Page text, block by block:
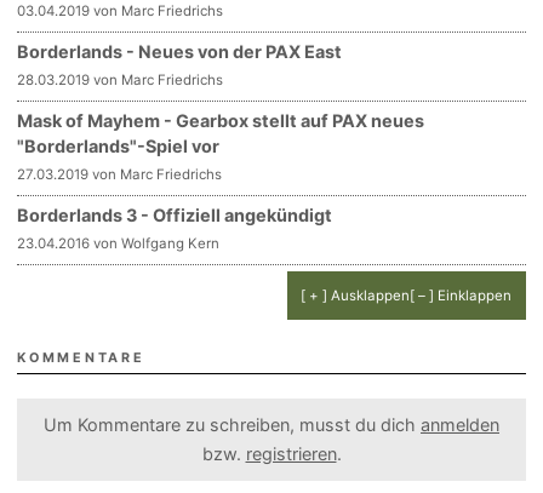
03.04.2019 von Marc Friedrichs
Borderlands - Neues von der PAX East
28.03.2019 von Marc Friedrichs
Mask of Mayhem - Gearbox stellt auf PAX neues
"Borderlands"-Spiel vor
27.03.2019 von Marc Friedrichs
Borderlands 3 - Offiziell angekündigt
23.04.2016 von Wolfgang Kern
[ + ] Ausklappen[ – ] Einklappen
KOMMENTARE
Um Kommentare zu schreiben, musst du dich anmelden
bzw. registrieren.